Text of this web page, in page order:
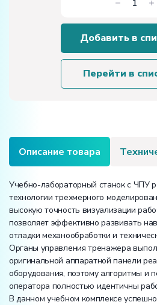
с
ЧПУ
Добавить в
Перейти в
Описание товара
Учебно-лабораторный станок с ЧПУ
технологии трехмерного
высокую точность визуализации
позволяет эффективно развивать
отладки механообработки и
Органы управления тренажера
оригинальной аппаратной панели
оборудования, поэтому алгоритмы и
оператора полностью идентичны
В данном учебном комплексе